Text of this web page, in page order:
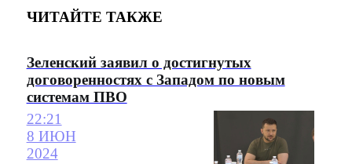
ЧИТАЙТЕ ТАКЖЕ
Зеленский заявил о достигнутых
договоренностях с Западом по новым
системам ПВО
22:21
8 ИЮН
2024